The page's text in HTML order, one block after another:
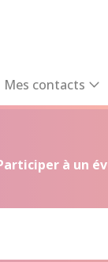
Mes contacts
à un